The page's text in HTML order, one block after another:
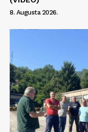
8. Augusta 2026.